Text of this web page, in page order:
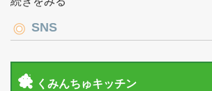
SNS
くみんちゅキッチン